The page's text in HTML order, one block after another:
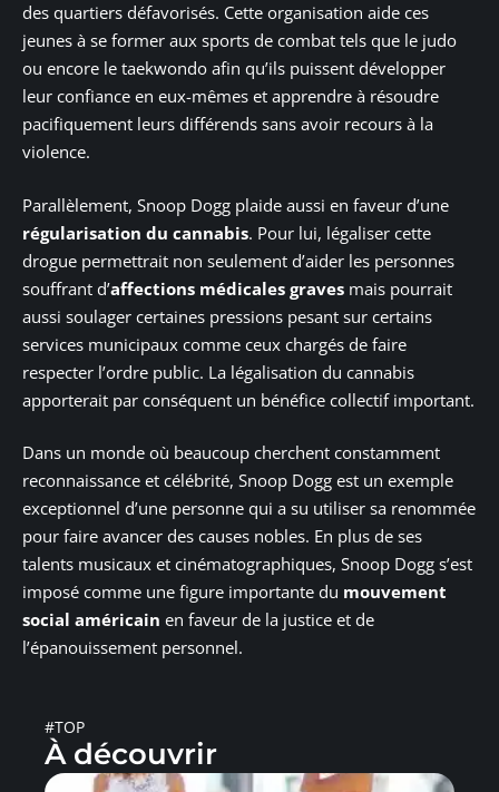
des quartiers défavorisés. Cette organisation aide ces
jeunes à se former aux sports de combat tels que le judo
ou encore le taekwondo afin qu’ils puissent développer
leur confiance en eux-mêmes et apprendre à résoudre
pacifiquement leurs différends sans avoir recours à la
violence.
Parallèlement, Snoop Dogg plaide aussi en faveur d’une
régularisation du cannabis. Pour lui, légaliser cette
drogue permettrait non seulement d’aider les personnes
souffrant d’affections médicales graves mais pourrait
aussi soulager certaines pressions pesant sur certains
services municipaux comme ceux chargés de faire
respecter l’ordre public. La légalisation du cannabis
apporterait par conséquent un bénéfice collectif important.
Dans un monde où beaucoup cherchent constamment
reconnaissance et célébrité, Snoop Dogg est un exemple
exceptionnel d’une personne qui a su utiliser sa renommée
pour faire avancer des causes nobles. En plus de ses
talents musicaux et cinématographiques, Snoop Dogg s’est
imposé comme une figure importante du mouvement
social américain en faveur de la justice et de
l’épanouissement personnel.
#TOP
À découvrir